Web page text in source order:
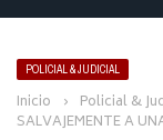
POLICIAL & JUDICIAL
Inicio › Policial &
SALVAJEMENTE A